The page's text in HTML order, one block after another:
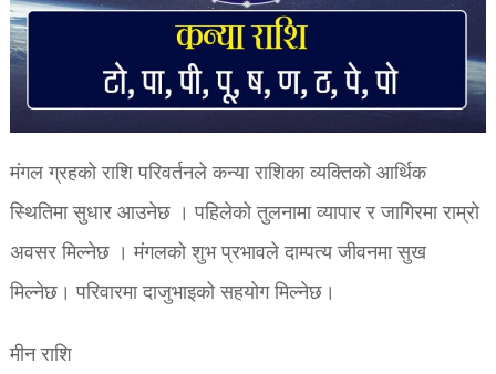
मंगल ग्रहको राशि परिवर्तनले कन्या राशिका व्यक्तिको आर्थिक
स्थितिमा सुधार आउनेछ । पहिलेको तुलनामा व्यापार र जागिरमा राम्रो
अवसर मिल्नेछ । मंगलको शुभ प्रभावले दाम्पत्य जीवनमा सुख
मिल्नेछ। परिवारमा दाजुभाइको सहयोग मिल्नेछ।
मीन राशि